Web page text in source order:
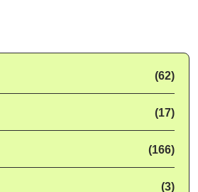
(62)
(17)
(166)
(3)